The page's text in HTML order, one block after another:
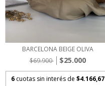
BARCELONA BEIGE OLIVA
$69.900
$25.000
6 cuotas sin interés de $4.166,67